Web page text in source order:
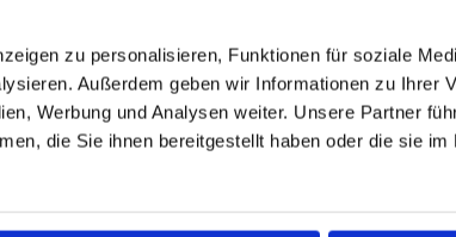
zu personalisieren, Funktionen für soziale
Außerdem geben wir Informationen zu Ihrer
Werbung und Analysen weiter. Unsere Partner
die Sie ihnen bereitgestellt haben oder die sie